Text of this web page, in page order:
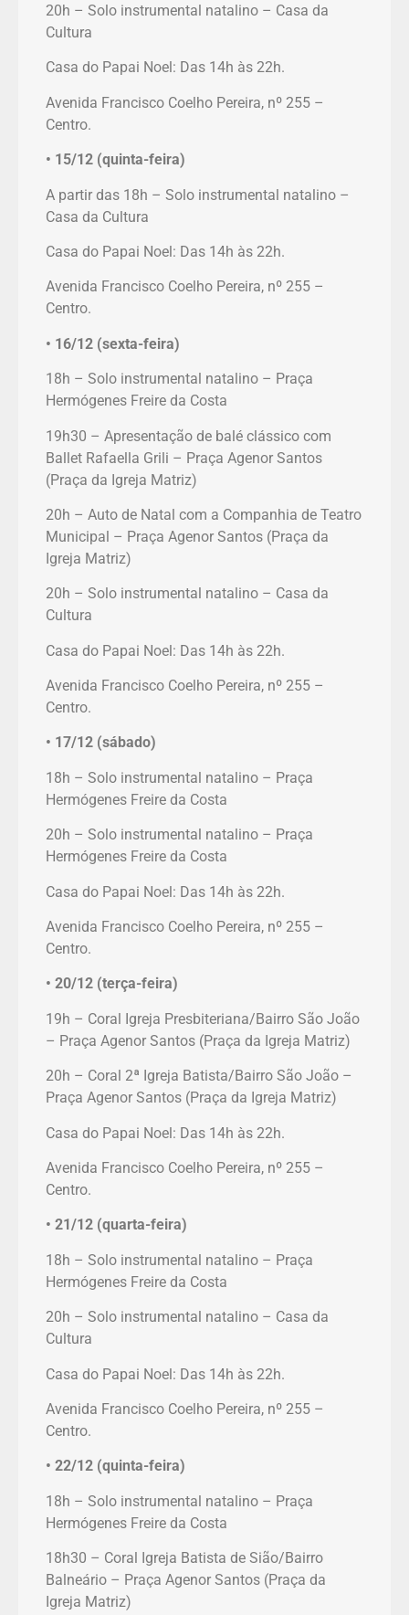
20h – Solo instrumental natalino – Casa da
Cultura
Casa do Papai Noel: Das 14h às 22h.
Avenida Francisco Coelho Pereira, nº 255 –
Centro.
• 15/12 (quinta-feira)
A partir das 18h – Solo instrumental natalino –
Casa da Cultura
Casa do Papai Noel: Das 14h às 22h.
Avenida Francisco Coelho Pereira, nº 255 –
Centro.
• 16/12 (sexta-feira)
18h – Solo instrumental natalino – Praça
Hermógenes Freire da Costa
19h30 – Apresentação de balé clássico com
Ballet Rafaella Grili – Praça Agenor Santos
(Praça da Igreja Matriz)
20h – Auto de Natal com a Companhia de Teatro
Municipal – Praça Agenor Santos (Praça da
Igreja Matriz)
20h – Solo instrumental natalino – Casa da
Cultura
Casa do Papai Noel: Das 14h às 22h.
Avenida Francisco Coelho Pereira, nº 255 –
Centro.
• 17/12 (sábado)
18h – Solo instrumental natalino – Praça
Hermógenes Freire da Costa
20h – Solo instrumental natalino – Praça
Hermógenes Freire da Costa
Casa do Papai Noel: Das 14h às 22h.
Avenida Francisco Coelho Pereira, nº 255 –
Centro.
• 20/12 (terça-feira)
19h – Coral Igreja Presbiteriana/Bairro São João
– Praça Agenor Santos (Praça da Igreja Matriz)
20h – Coral 2ª Igreja Batista/Bairro São João –
Praça Agenor Santos (Praça da Igreja Matriz)
Casa do Papai Noel: Das 14h às 22h.
Avenida Francisco Coelho Pereira, nº 255 –
Centro.
• 21/12 (quarta-feira)
18h – Solo instrumental natalino – Praça
Hermógenes Freire da Costa
20h – Solo instrumental natalino – Casa da
Cultura
Casa do Papai Noel: Das 14h às 22h.
Avenida Francisco Coelho Pereira, nº 255 –
Centro.
• 22/12 (quinta-feira)
18h – Solo instrumental natalino – Praça
Hermógenes Freire da Costa
18h30 – Coral Igreja Batista de Sião/Bairro
Balneário – Praça Agenor Santos (Praça da
Igreja Matriz)